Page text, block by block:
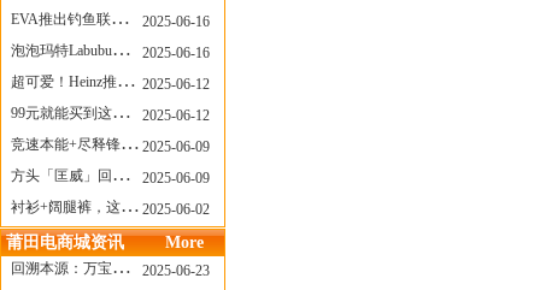
EVA推出钓鱼联名套装，初号机也能当“假饵”？
2025-06-16
泡泡玛特Labubu新品发售上演“拳王争霸”......
2025-06-16
超可爱！Heinz推出星之卡比合作款番茄酱！
2025-06-12
99元就能买到这样颜值的太阳镜？优衣库夏季墨镜系列
2025-06-12
竞速本能+尽释锋芒——罗杰杜彼Roger+Dubuis王者竞速系列飞返计时码表燃擎赛道
2025-06-09
方头「匡威」回归！日系简约里的小心思
2025-06-09
衬衫+阔腿裤，这样穿美出新高度！
2025-06-02
莆田电商城资讯 More
回溯本源：万宝龙推出明星系列都市灰腕表新作
2025-06-23